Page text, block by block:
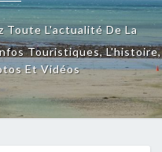
Toute L'actualité De La
Touristiques, L'histoire,
Et Vidéos